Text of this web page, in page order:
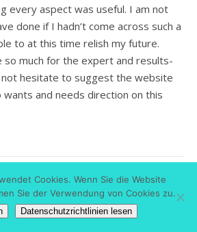
every aspect was useful. I am not
done if I hadn’t come across such a
to at this time relish my future.
so much for the expert and results-
hesitate to suggest the website
wants and needs direction on this
Cookies. Wenn Sie die Website
Sie der Verwendung von Cookies zu.
Datenschutzrichtlinien lesen